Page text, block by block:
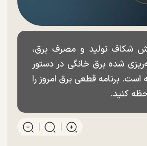
شکاف تولید و مصرف برق،
شده برق خانگی در دستور
است. برنامه قطعی برق امروز را
کنید.